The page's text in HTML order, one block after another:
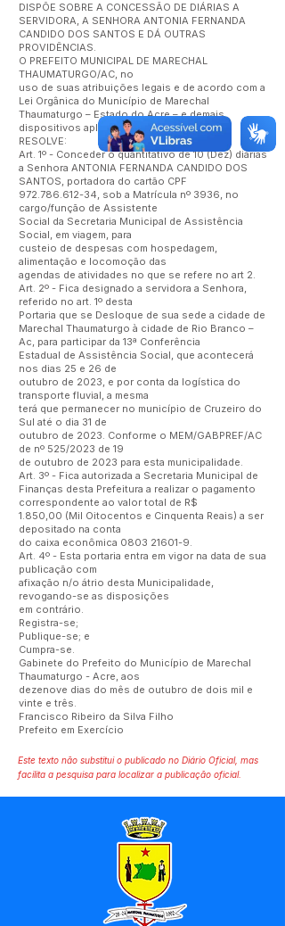
DISPÕE SOBRE A CONCESSÃO DE DIÁRIAS A
SERVIDORA, A SENHORA ANTONIA FERNANDA
CANDIDO DOS SANTOS E DÁ OUTRAS
PROVIDÊNCIAS.
O PREFEITO MUNICIPAL DE MARECHAL
THAUMATURGO/AC, no
uso de suas atribuições legais e de acordo com a
Lei Orgânica do Município de Marechal
Thaumaturgo – Estado do Acre – e demais
dispositivos aplicáveis à espécie,
RESOLVE:
Art. 1º - Conceder o quantitativo de 10 (Dez) diárias
a Senhora ANTONIA FERNANDA CANDIDO DOS
SANTOS, portadora do cartão CPF
972.786.612-34, sob a Matrícula nº 3936, no
cargo/função de Assistente
Social da Secretaria Municipal de Assistência
Social, em viagem, para
custeio de despesas com hospedagem,
alimentação e locomoção das
agendas de atividades no que se refere no art 2.
Art. 2º - Fica designado a servidora a Senhora,
referido no art. 1º desta
Portaria que se Desloque de sua sede a cidade de
Marechal Thaumaturgo à cidade de Rio Branco –
Ac, para participar da 13ª Conferência
Estadual de Assistência Social, que acontecerá
nos dias 25 e 26 de
outubro de 2023, e por conta da logística do
transporte fluvial, a mesma
terá que permanecer no município de Cruzeiro do
Sul até o dia 31 de
outubro de 2023. Conforme o MEM/GABPREF/AC
de nº 525/2023 de 19
de outubro de 2023 para esta municipalidade.
Art. 3º - Fica autorizada a Secretaria Municipal de
Finanças desta Prefeitura a realizar o pagamento
correspondente ao valor total de R$
1.850,00 (Mil Oitocentos e Cinquenta Reais) a ser
depositado na conta
do caixa econômica 0803 21601-9.
Art. 4º - Esta portaria entra em vigor na data de sua
publicação com
afixação n/o átrio desta Municipalidade,
revogando-se as disposições
em contrário.
Registra-se;
Publique-se; e
Cumpra-se.
Gabinete do Prefeito do Município de Marechal
Thaumaturgo - Acre, aos
dezenove dias do mês de outubro de dois mil e
vinte e três.
Francisco Ribeiro da Silva Filho
Prefeito em Exercício
Este texto não substitui o publicado no Diário Oficial, mas
facilita a pesquisa para localizar a publicação oficial.